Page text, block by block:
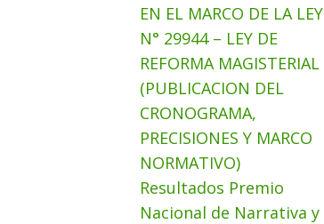
EN EL MARCO DE LA LEY
N° 29944 – LEY DE
REFORMA MAGISTERIAL
(PUBLICACION DEL
CRONOGRAMA,
PRECISIONES Y MARCO
NORMATIVO)
Resultados Premio
Nacional de Narrativa y